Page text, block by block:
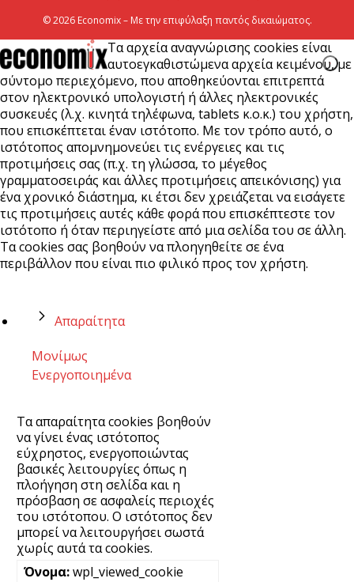
© 2026 Economix – Με την επιφύλαξη παντός δικαιώματος.
Τα αρχεία αναγνώρισης cookies είναι
αυτοεγκαθιστώμενα αρχεία κειμένου, με
σύντομο περιεχόμενο, που αποθηκεύονται επιτρεπτά
στον ηλεκτρονικό υπολογιστή ή άλλες ηλεκτρονικές
συσκευές (λ.χ. κινητά τηλέφωνα, tablets κ.ο.κ.) του χρήστη,
που επισκέπτεται έναν ιστότοπο. Με τον τρόπο αυτό, ο
ιστότοπος απομνημονεύει τις ενέργειες και τις
προτιμήσεις σας (π.χ. τη γλώσσα, το μέγεθος
γραμματοσειράς και άλλες προτιμήσεις απεικόνισης) για
ένα χρονικό διάστημα, κι έτσι δεν χρειάζεται να εισάγετε
τις προτιμήσεις αυτές κάθε φορά που επισκέπτεστε τον
ιστότοπο ή όταν περιηγείστε από μια σελίδα του σε άλλη.
Τα cookies σας βοηθούν να πλοηγηθείτε σε ένα
περιβάλλον που είναι πιο φιλικό προς τον χρήστη.
Απαραίτητα
Μονίμως
Ενεργοποιημένα
Τα απαραίτητα cookies βοηθούν
να γίνει ένας ιστότοπος
εύχρηστος, ενεργοποιώντας
βασικές λειτουργίες όπως η
πλοήγηση στη σελίδα και η
πρόσβαση σε ασφαλείς περιοχές
του ιστότοπου. Ο ιστότοπος δεν
μπορεί να λειτουργήσει σωστά
χωρίς αυτά τα cookies.
wpl_viewed_cookie